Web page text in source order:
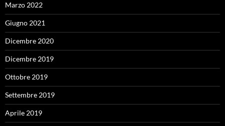
Marzo 2022
Giugno 2021
Dicembre 2020
Dicembre 2019
Ottobre 2019
Settembre 2019
Aprile 2019